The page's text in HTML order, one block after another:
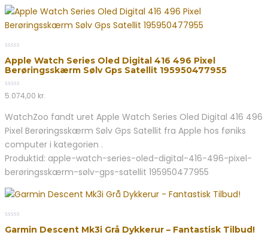
out
of
Apple Watch Series Oled Digital 416 496 Pixel
Berøringsskærm Sølv Gps Satellit 195950477955
0
out
5
5.074,00 kr.
WatchZoo fandt uret Apple Watch Series Oled Digital 416 496
Pixel Berøringsskærm Sølv Gps Satellit fra Apple hos føniks
computer i kategorien .
Produktid: apple-watch-series-oled-digital-416-496-pixel-
berøringsskærm-sølv-gps-satellit 195950477955
out
Garmin Descent Mk3i Grå Dykkerur – Fantastisk Tilbud!